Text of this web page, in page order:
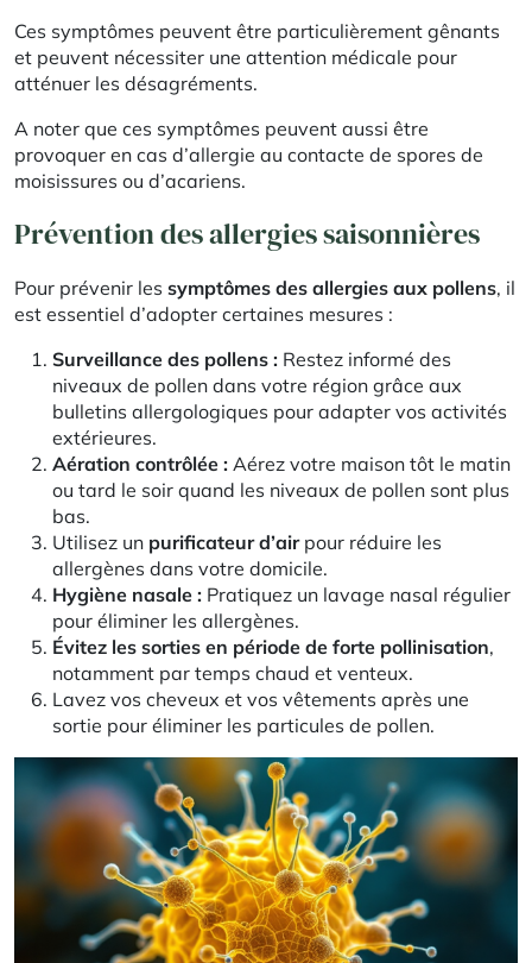
Ces symptômes peuvent être particulièrement gênants
et peuvent nécessiter une attention médicale pour
atténuer les désagréments.
A noter que ces symptômes peuvent aussi être
provoquer en cas d’allergie au contacte de spores de
moisissures ou d’acariens.
Prévention des allergies saisonnières
Pour prévenir les symptômes des allergies aux pollens, il
est essentiel d’adopter certaines mesures :
Surveillance des pollens : Restez informé des
niveaux de pollen dans votre région grâce aux
bulletins allergologiques pour adapter vos activités
extérieures.
Aération contrôlée : Aérez votre maison tôt le matin
ou tard le soir quand les niveaux de pollen sont plus
bas.
Utilisez un purificateur d’airpour réduire les
allergènes dans votre domicile.
Hygiène nasale : Pratiquez un lavage nasal régulier
pour éliminer les allergènes.
Évitez les sorties en période de forte pollinisation,
notamment par temps chaud et venteux.
Lavez vos cheveux et vos vêtements après une
sortie pour éliminer les particules de pollen.